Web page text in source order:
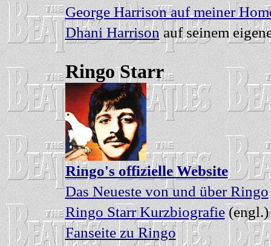
George Harrison auf meiner
Dhani Harrisonauf seinem
Ringo Starr
Ringo's offizielle Website
Das Neueste von und über Ringo
Ringo Starr Kurzbiografie(engl.)
Fanseite zu Ringo